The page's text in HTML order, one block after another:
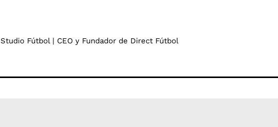
Fútbol | CEO y Fundador de Direct Fútbol